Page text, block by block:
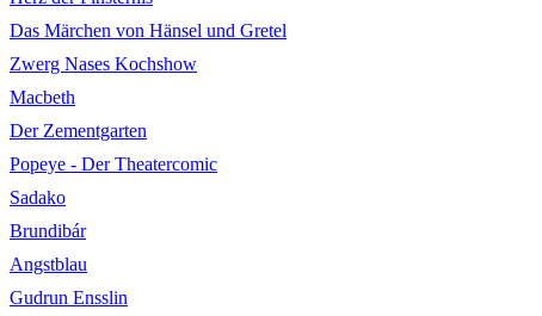
Das Märchen von Hänsel und Gretel
Zwerg Nases Kochshow
Macbeth
Der Zementgarten
Popeye - Der Theatercomic
Sadako
Brundibár
Angstblau
Gudrun Ensslin